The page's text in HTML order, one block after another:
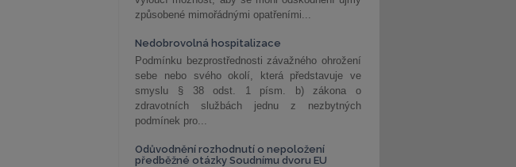
způsobené mimořádnými opatřeními...
Nedobrovolná hospitalizace
Podmínku bezprostřednosti závažného ohrožení
sebe nebo svého okolí, která představuje ve
smyslu § 38 odst. 1 písm. b) zákona o
zdravotních službách jednu z nezbytných
podmínek pro...
Odůvodnění rozhodnutí o nepoložení
předběžné otázky Soudnímu dvoru EU